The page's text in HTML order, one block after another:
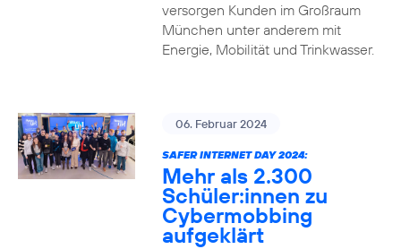
versorgen Kunden im Großraum
München unter anderem mit
Energie, Mobilität und Trinkwasser.
06. Februar 2024
SAFER INTERNET DAY 2024:
Mehr als 2.300
Schüler:innen zu
Cybermobbing
aufgeklärt